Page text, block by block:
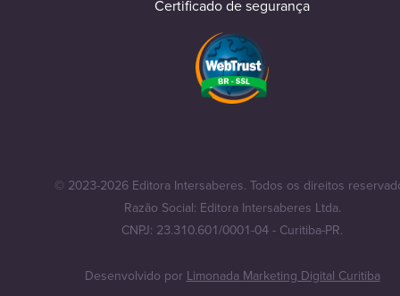
Certificado de segurança
© 2023-2026 Editora Intersaberes. Todos os direitos
Razão Social: Editora Intersaberes Ltda.
CNPJ: 23.310.601/0001-04 - Curitiba-PR.
Desenvolvido porLimonada Marketing Digital Curitiba